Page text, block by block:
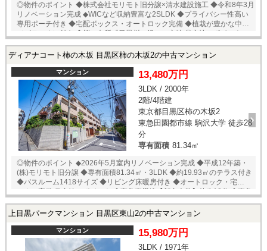
◎物件のポイント ◆株式会社モリモト旧分譲×清水建設施工 ◆令和8年3月
リノベーション完成 ◆WICなど収納豊富な2SLDK ◆プライバシー性高い
専用ポーチ付き ◆宅配ボックス・オートロック完備 ◆植栽が豊かな中庭
（パティオ）付き ◆桜の名所『目黒川』沿いに立地 ◎立地のポイント ◆
山】徒歩11分 ◆ライフ中目黒店 徒歩6分 ◆東急ストア中目黒本店 徒
青葉台店 徒歩3分 ◆トモズ中目黒店 徒歩6分 ◆ウエルシア目黒青葉台
店 徒歩7分 ◆西郷山公園 徒歩9分 ★即日内覧可能物件！お好きな日時
でご内覧可能！★ 当店までお電話いただくか、もしくは24時間対応可能
「内覧予約・お問い合わせ」フォームよりお問い合わせ下さい！業務に
精通したスタッフが丁寧に対応致します。ご来店が困難な場合は、ご希
望場所でのお待ち合わせも可能です。
ディアナコート柿の木坂 目黒区柿の木坂2の中古マンション
マンション 13,480万円
3LDK / 2000年
2階/4階建
東京都目黒区柿の木坂2
東急田園都市線 駒沢大学 徒歩28
分
専有面積 81.34㎡
◎物件のポイント ◆2026年5月室内リノベーション完成 ◆平成12年築・
(株)モリモト旧分譲 ◆専有面積81.34㎡・3LDK ◆約19.93㎡のテラス付き
◆バスルーム1418サイズ ◆リビング床暖房付き ◆オートロック・宅配ボ
ックス完備 ◎立地のポイント ◆東急東横線【都立大学】徒歩12分 ◆東急
ブンイレブン目黒環七柿の木坂店 徒歩3分 ◆オオゼキ碑文谷店 徒歩11分
可能物件！お好きな日時でご内覧可能！ 当店までお電話いただくか、も
しくは24時間対応可能「内覧予約・お問い合わせ」フォームよりお問い
合わせ下さい！ ご来店が困難な場合は、ご希望場所でのお待ち合わせも
上目黒パークマンション 目黒区東山2の中古マンション
マンション 15,980万円
3LDK / 1971年